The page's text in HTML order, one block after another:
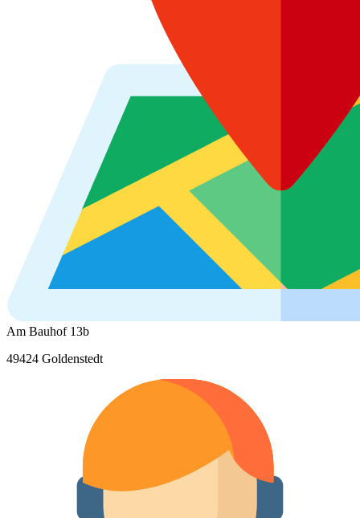
Am Bauhof 13b
49424 Goldenstedt